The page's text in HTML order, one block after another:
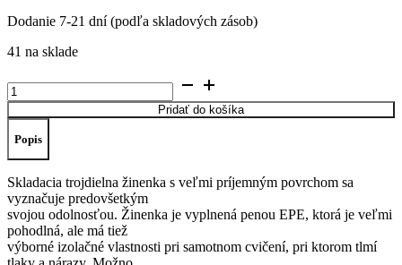
bola:
je:
Dodanie 7-21 dní (podľa skladových zásob)
41 na sklade
množstvo
Skladacia
trojdielna
180
x
60
x
5cm
-
Modrá
Pridať do košíka
Popis
Skladacia trojdielna žinenka s veľmi príjemným povrchom sa
vyznačuje predovšetkým
svojou odolnosťou. Žinenka je vyplnená penou EPE, ktorá je veľmi
pohodlná, ale má tiež
výborné izolačné vlastnosti pri samotnom cvičení, pri ktorom tlmí